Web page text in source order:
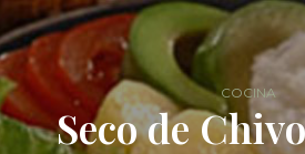
COCINA
Seco de